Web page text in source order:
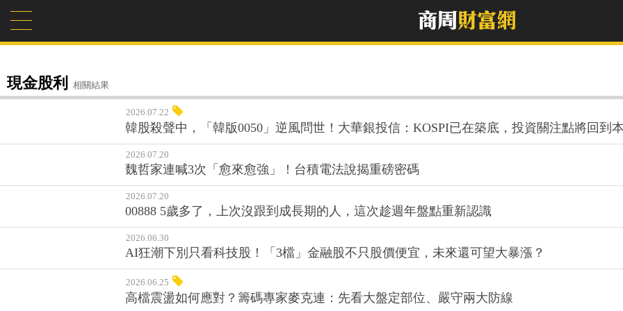
現金股利 相關結果
2026.07.22
韓股殺聲中，「韓版0050」逆風問世！大華銀投信：KOSPI已在築底，投資關注點將回到
2026.07.20
魏哲家連喊3次「愈來愈強」！台積電法說揭重磅密碼
2026.07.20
00888 5歲多了，上次沒跟到成長期的人，這次趁週年盤點重新認識
2026.06.30
AI狂潮下別只看科技股！「3檔」金融股不只股價便宜，未來還可望大暴漲？
2026.06.25
高檔震盪如何應對？籌碼專家麥克連：先看大盤定部位、嚴守兩大防線